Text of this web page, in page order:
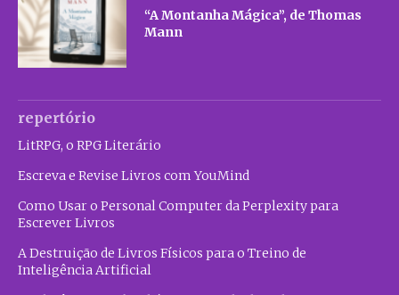
“A Montanha Mágica”, de Thomas
Mann
repertório
LitRPG, o RPG Literário
Escreva e Revise Livros com YouMind
Como Usar o Personal Computer da Perplexity para
Escrever Livros
A Destruição de Livros Físicos para o Treino de
Inteligência Artificial